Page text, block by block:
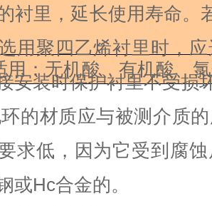
用：无机酸、有机酸、
衬里，延长使用寿命。
用聚四乙烯衬里时，
安装时保护衬里不受损
的材质应与被测介质
求低，因为它受到腐
或Hc合金的。